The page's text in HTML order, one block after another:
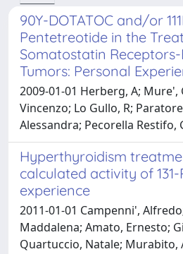
90Y-DOTATOC and/or
Pentetreotide in the
Somatostatin Receptors-
Tumors: Personal
2009-01-01 Herberg, A;
Vincenzo; Lo Gullo, R;
Alessandra; Pecorella Restifo,
Hyperthyroidism
calculated activity of
experience
2011-01-01 Campenni',
Maddalena; Amato, Ernesto;
Quartuccio, Natale; Murabito,